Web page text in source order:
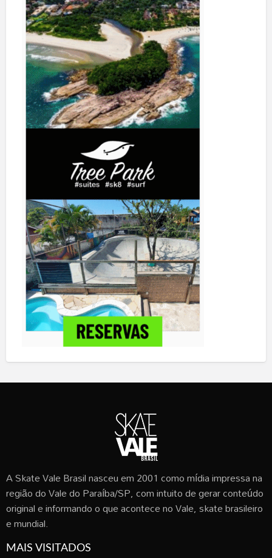
A Skate Vale Brasil nasceu em 2001 como mídia impressa na
região do Vale do Paraíba/SP, com intuito de gerar conteúdo
original e informando o que acontece no Vale, skate brasileiro
e mundial.
MAIS VISITADOS